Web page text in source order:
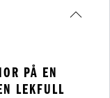
PÅ EN
LEKFULL